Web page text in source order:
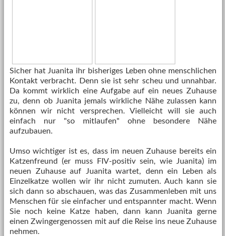
Sicher hat Juanita ihr bisheriges Leben ohne menschlichen
Kontakt verbracht. Denn sie ist sehr scheu und unnahbar.
Da kommt wirklich eine Aufgabe auf ein neues Zuhause
zu, denn ob Juanita jemals wirkliche Nähe zulassen kann
können wir nicht versprechen. Vielleicht will sie auch
einfach nur "so mitlaufen" ohne besondere Nähe
aufzubauen.
Umso wichtiger ist es, dass im neuen Zuhause bereits ein
Katzenfreund (er muss FIV-positiv sein, wie
Juanita) im
neuen Zuhause auf
Juanita wartet, denn ein Leben als
Einzelkatze wollen wir ihr nicht zumuten. Auch kann sie
sich dann so abschauen, was das Zusammenleben mit uns
Menschen für sie einfacher und entspannter macht. Wenn
Sie noch keine Katze haben, dann kann
Juanita gerne
einen Zwingergenossen mit auf die Reise ins neue Zuhause
nehmen.